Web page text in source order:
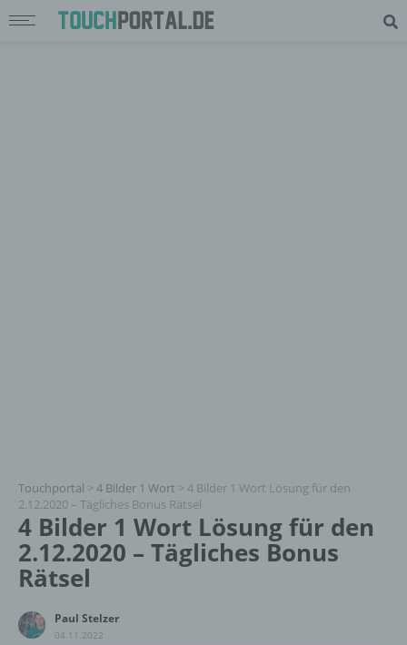
Touchportal > 4 Bilder 1 Wort > 4 Bilder 1 Wort Lösung für den
2.12.2020 – Tägliches Bonus Rätsel
4 Bilder 1 Wort Lösung für den
2.12.2020 – Tägliches Bonus
Rätsel
Paul Stelzer
04.11.2022